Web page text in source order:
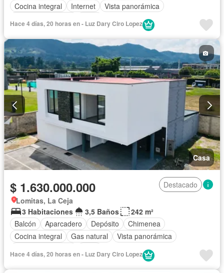
Cocina integral
Internet
Vista panorámica
Hace 4 días, 20 horas en - Luz Dary Ciro Lopez
Casa
$ 1.630.000.000
Destacado
Lomitas, La Ceja
3 Habitaciones
3,5 Baños
242 m²
Balcón
Aparcadero Depósito
Chimenea
Cocina integral
Gas natural
Vista panorámica
Hace 4 días, 20 horas en - Luz Dary Ciro Lopez